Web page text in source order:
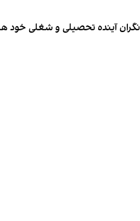
نگران آینده تحصیلی و شغلی خود